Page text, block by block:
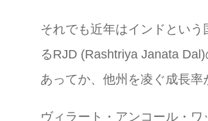
それでも近年はインドとい
るRJD (Rashtriya Janata
あってか、他州を凌ぐ成長率
ヴィラート・アンコール・